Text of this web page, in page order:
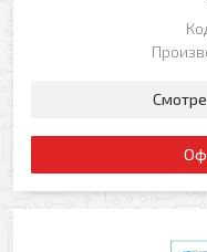
персональных
Комментарий к